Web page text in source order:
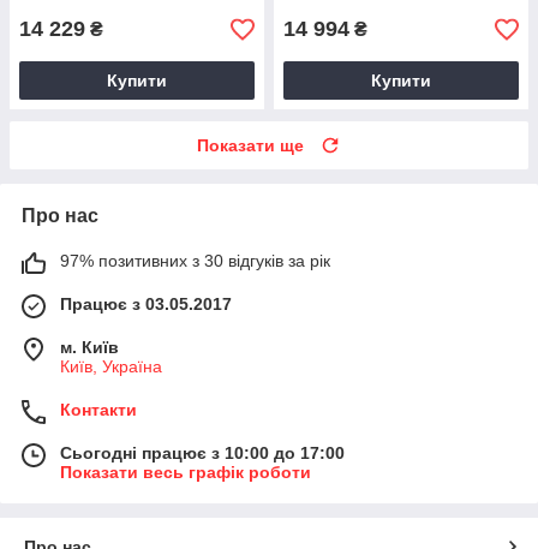
14 229 ₴
Купити
14 994 ₴
Купити
Показати ще
Про нас
97% позитивних з 30 відгуків за рік
Працює з 03.05.2017
м. Київ
Київ, Україна
Контакти
Сьогодні працює з 10:00 до 17:00
Показати весь графік роботи